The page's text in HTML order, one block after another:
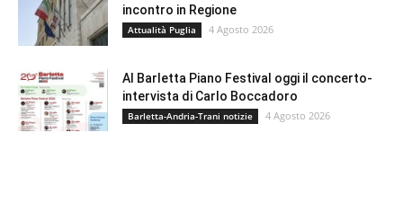
incontro in Regione
Attualità Puglia 4 Agosto 2026
Al Barletta Piano Festival oggi il concerto-
intervista di Carlo Boccadoro
Barletta-Andria-Trani notizie 4 Agosto 2026